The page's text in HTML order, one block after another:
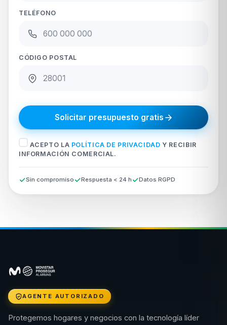
TELÉFONO
CÓDIGO POSTAL
Solicitar presupuesto gratis
ACEPTO LA POLÍTICA DE PRIVACIDAD Y RECIBIR
INFORMACIÓN COMERCIAL.
Sin compromiso Respuesta < 24 h Datos RGPD
AGENTE AUTORIZADO
Protegemos hogares y negocios con la tecnología líder